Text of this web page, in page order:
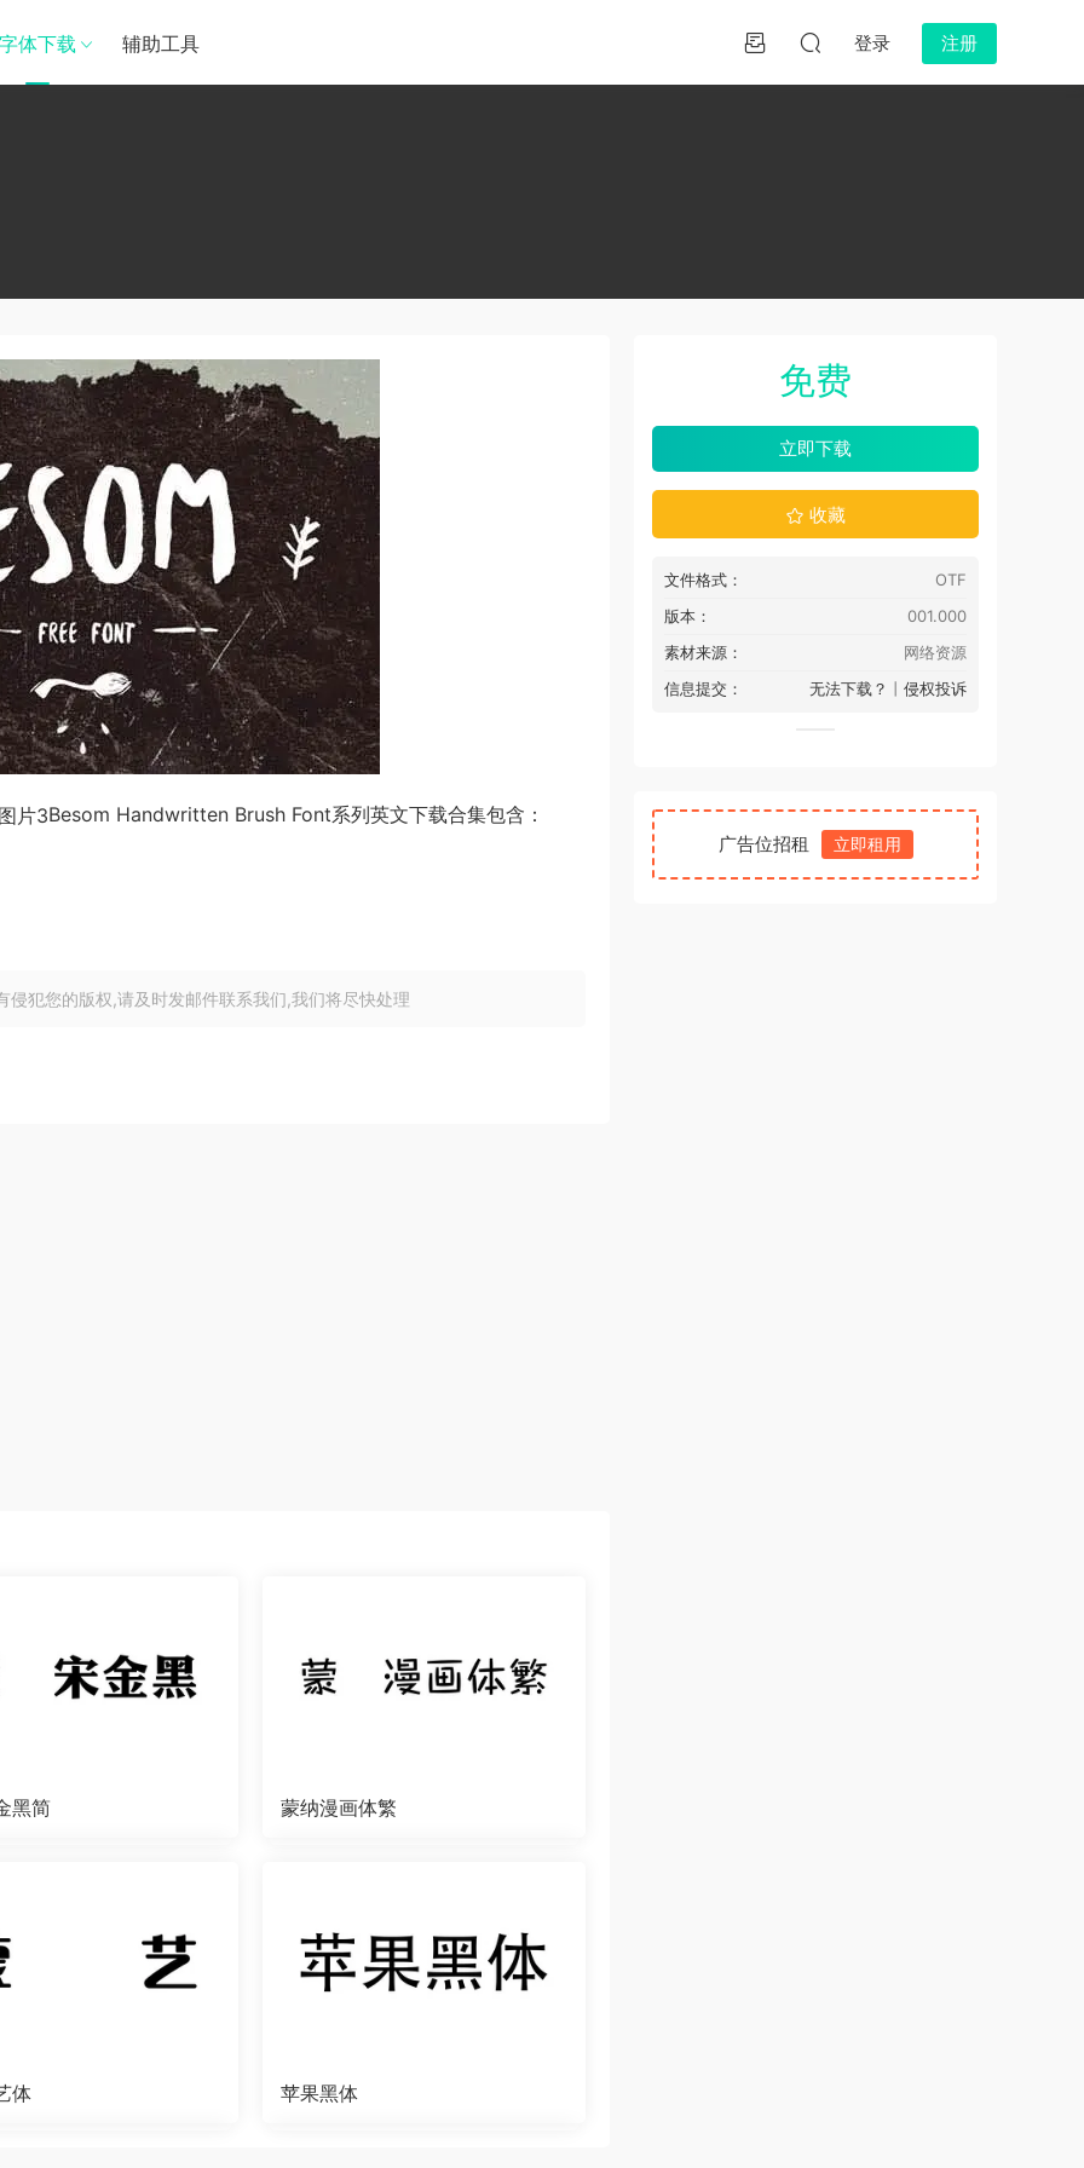
字体下载 辅助工具 登录 注册
Besom Handwritten Brush Font系列英文下载合集包含：
犯您的版权,请及时发邮件联系我们,我们将尽快处理
黑简 蒙纳漫画体繁
体 苹果黑体
免费
立即下载
收藏
文件格式：
OTF
版本：
001.000
素材来源：
网络资源
信息提交：
无法下载？ 丨 侵权投诉
广告位招租 立即租用